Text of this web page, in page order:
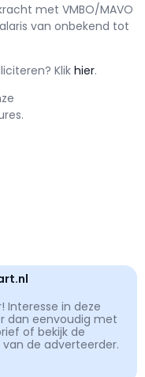
met VMBO/MAVO
van onbekend tot
Klikhier.
Interesse in deze
dan eenvoudig met
of bekijk de
de adverteerder.